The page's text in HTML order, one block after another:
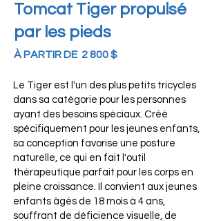
Tomcat Tiger propulsé
par les pieds
À PARTIR DE 2 800 $
Le Tiger est l'un des plus petits tricycles
dans sa catégorie pour les personnes
ayant des besoins spéciaux. Créé
spécifiquement pour les jeunes enfants,
sa conception favorise une posture
naturelle, ce qui en fait l'outil
thérapeutique parfait pour les corps en
pleine croissance. Il convient aux jeunes
enfants âgés de 18 mois à 4 ans,
souffrant de déficience visuelle, de